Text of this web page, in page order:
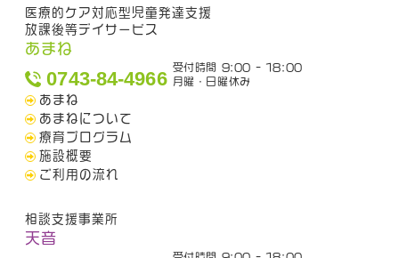
医療的ケア対応型児童発達支援
放課後等デイサービス
あまね
0743-84-4966
受付時間 9:00 - 18:00
月曜・日曜休み
あまね
あまねについて
療育プログラム
施設概要
ご利用の流れ
相談支援事業所
天音